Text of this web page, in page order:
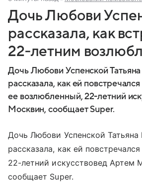
Дочь Любови
рассказала, как
22‑летним
Дочь Любови Успенской
рассказала, как ей повстречался
ее возлюбленный, 22-летний
Москвин, сообщает Super.
Дочь Любови Успенской Татьяна
рассказала, как ей
22-летний искусствовед Артем
сообщает Super.